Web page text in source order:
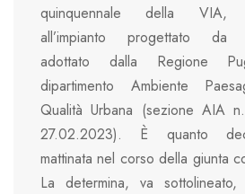
quinquennale della VIA,
all’impianto progettato da
adottato dalla Regione
dipartimento Ambiente
Qualità Urbana (sezione AIA
27.02.2023). È quanto
mattinata nel corso della giunta
La determina, va